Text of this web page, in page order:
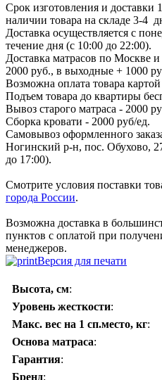
Срок изготовления и доставки
наличии товара на складе 3-4
Доставка осуществляется с
течение дня (с 10:00 до 22:00).
Доставка матрасов по Москве
2000 руб., в выходные + 1000
Возможна оплата товара
Подъем товара до квартиры
Вывоз старого матраса - 2000
Сборка кровати - 2000 руб/ед.
Самовывоз оформленного
Ногинский р-н, пос. Обухово,
до 17:00).
Смотрите условия поставки
города России.
Возможна доставка в
пунктов с оплатой при
менеджеров.
Версия для печати
Высота, см:
Уровень жесткости:
Макс. вес на 1 сп.место, кг:
Основа матраса:
Гарантия:
Бренд: